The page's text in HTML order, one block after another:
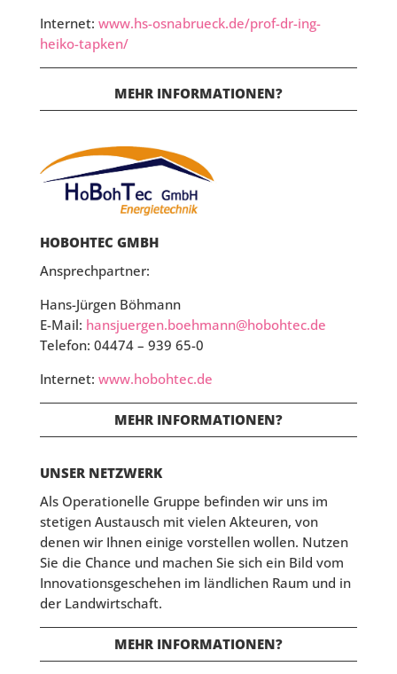
Internet: www.hs-osnabrueck.de/prof-dr-ing-
heiko-tapken/
MEHR INFORMATIONEN?
HOBOHTEC GMBH
Ansprechpartner:
Hans-Jürgen Böhmann
E-Mail: hansjuergen.boehmann@hobohtec.de
Telefon: 04474 – 939 65-0
Internet: www.hobohtec.de
MEHR INFORMATIONEN?
UNSER NETZWERK
Als Operationelle Gruppe befinden wir uns im
stetigen Austausch mit vielen Akteuren, von
denen wir Ihnen einige vorstellen wollen. Nutzen
Sie die Chance und machen Sie sich ein Bild vom
Innovationsgeschehen im ländlichen Raum und in
der Landwirtschaft.
MEHR INFORMATIONEN?